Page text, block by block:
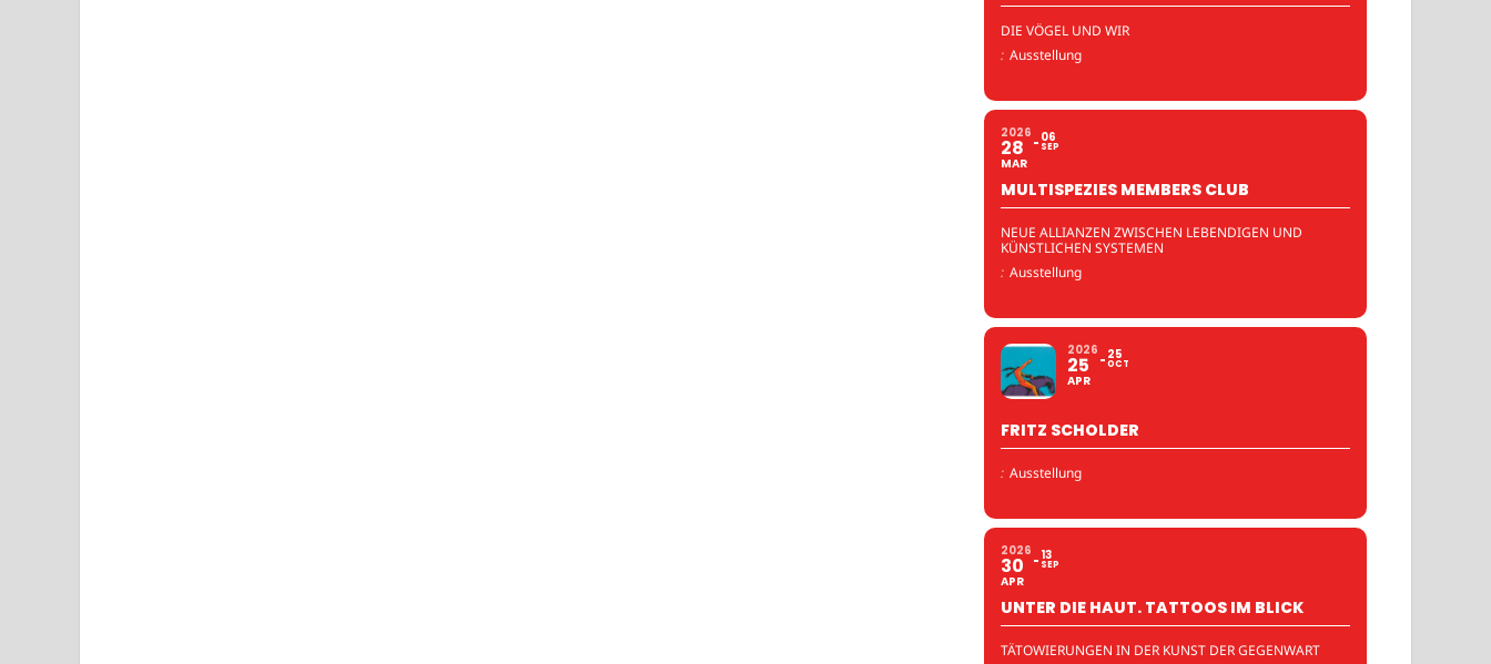
DIE VÖGEL UND WIR
: Ausstellung
2026
28
MAR
06
SEP
MULTISPEZIES MEMBERS CLUB
NEUE ALLIANZEN ZWISCHEN LEBENDIGEN UND
KÜNSTLICHEN SYSTEMEN
: Ausstellung
2026
25
APR
25
OCT
FRITZ SCHOLDER
: Ausstellung
2026
30
APR
13
SEP
UNTER DIE HAUT. TATTOOS IM BLICK
TÄTOWIERUNGEN IN DER KUNST DER GEGENWART